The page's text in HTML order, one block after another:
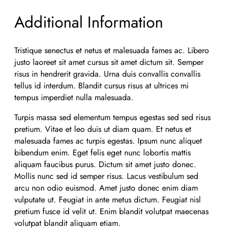
Additional Information
Tristique senectus et netus et malesuada fames ac. Libero
justo laoreet sit amet cursus sit amet dictum sit. Semper
risus in hendrerit gravida. Urna duis convallis convallis
tellus id interdum. Blandit cursus risus at ultrices mi
tempus imperdiet nulla malesuada.
Turpis massa sed elementum tempus egestas sed sed risus
pretium. Vitae et leo duis ut diam quam. Et netus et
malesuada fames ac turpis egestas. Ipsum nunc aliquet
bibendum enim. Eget felis eget nunc lobortis mattis
aliquam faucibus purus. Dictum sit amet justo donec.
Mollis nunc sed id semper risus. Lacus vestibulum sed
arcu non odio euismod. Amet justo donec enim diam
vulputate ut. Feugiat in ante metus dictum. Feugiat nisl
pretium fusce id velit ut. Enim blandit volutpat maecenas
volutpat blandit aliquam etiam.